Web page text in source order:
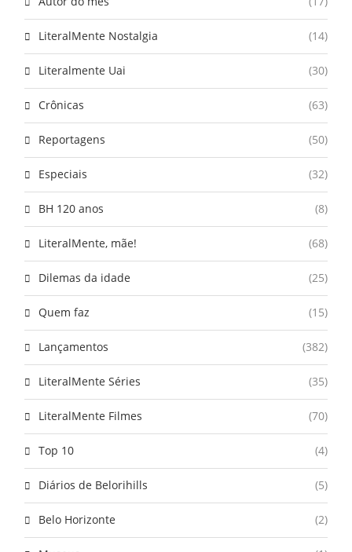
LiteralMente Nostalgia (14)
Literalmente Uai (30)
Crônicas (63)
Reportagens (50)
Especiais (32)
BH 120 anos (8)
LiteralMente, mãe! (68)
Dilemas da idade (25)
Quem faz (15)
Lançamentos (382)
LiteralMente Séries (35)
LiteralMente Filmes (70)
Top 10 (4)
Diários de Belorihills (5)
Belo Horizonte (2)